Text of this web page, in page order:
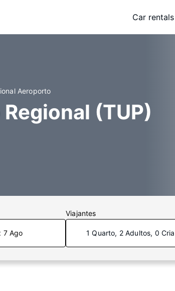
Car rentals
Aeroporto
(TUP)
7 Ago
Viajantes
1 Quarto, 2 Adultos, 0